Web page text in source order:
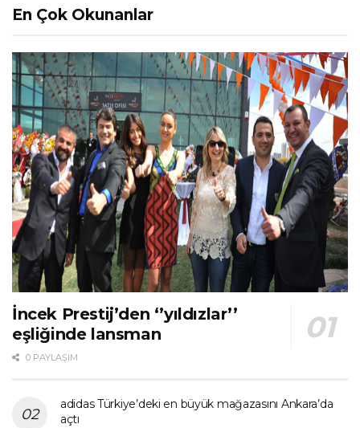
En Çok Okunanlar
İncek Prestij’den ‘’yıldızlar’’
eşliğinde lansman
0 PAYLAŞIM
adidas Türkiye’deki en büyük mağazasını Ankara’da
açtı